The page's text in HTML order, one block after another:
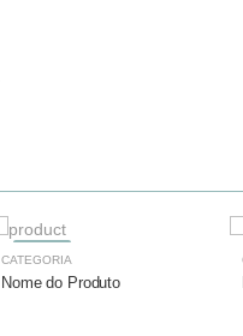
CATEGORIA
Nome do Produto